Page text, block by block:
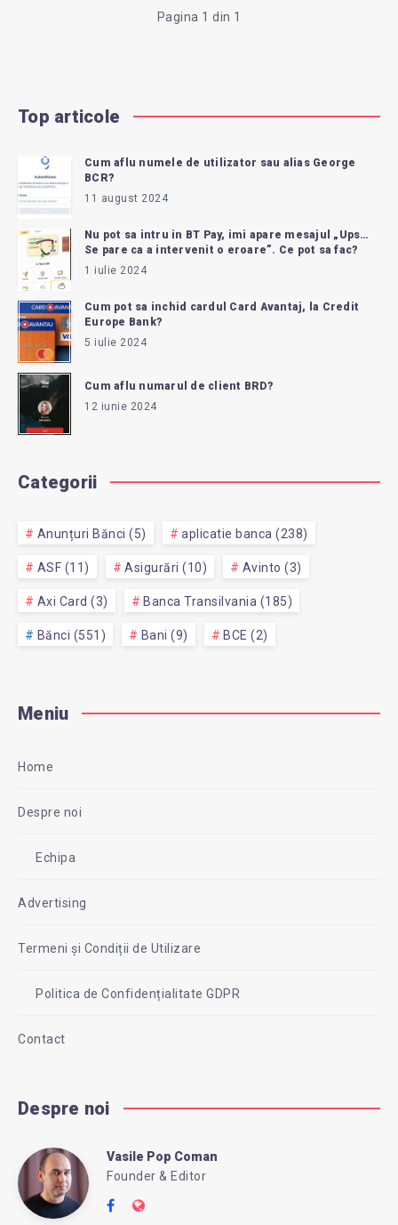
Pagina 1 din 1
Top articole
Cum aflu numele de utilizator sau alias George
BCR?
11 august 2024
Nu pot sa intru in BT Pay, imi apare mesajul „Ups…
Se pare ca a intervenit o eroare”. Ce pot sa fac?
1 iulie 2024
Cum pot sa inchid cardul Card Avantaj, la Credit
Europe Bank?
5 iulie 2024
Cum aflu numarul de client BRD?
12 iunie 2024
Categorii
Anunțuri Bănci (5) aplicatie banca (238)
ASF (11) Asigurări (10) Avinto (3)
Axi Card (3) Banca Transilvania (185)
Bănci (551) Bani (9) BCE (2)
Meniu
Home
Despre noi
Echipa
Advertising
Termeni și Condiții de Utilizare
Politica de Confidențialitate GDPR
Contact
Despre noi
Vasile
Vasile Pop Coman
Founder & Editor
FollowWebsite: